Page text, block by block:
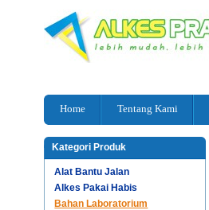
Home Tentang Kami
Kategori Produk
Alat Bantu Jalan
Alkes Pakai Habis
Bahan Laboratorium